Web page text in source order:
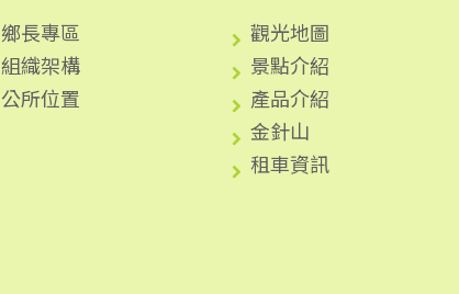
鄉長專區
組織架構
公所位置
觀光地圖
景點介紹
產品介紹
金針山
租車資訊